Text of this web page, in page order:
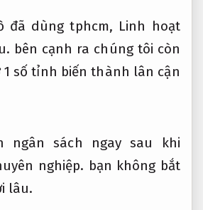
đã dùng tphcm, Linh hoạt
bên cạnh ra chúng tôi còn
1 số tỉnh biến thành lân cận
ngân sách ngay sau khi
nghiệp. bạn không bắt
lâu.